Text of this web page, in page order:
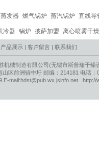
发器 燃气锅炉 蒸汽锅炉 直线导
冷器 锅炉 披萨加盟 离心喷雾干
产品展示 | 客户留言 | 联系我们
机械制造有限公司(无锡市斯普瑞干燥
山区前洲镇中圩 邮编：214181 电话：
E-mail:hdst@pub.wx.jsinfo.net http://